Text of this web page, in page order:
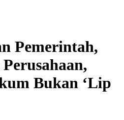
Pemerintah,
Bukan ‘Lip